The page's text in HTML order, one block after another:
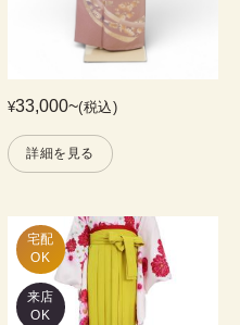
¥33,000~(税込)
詳細を見る
宅配
OK
来店
OK